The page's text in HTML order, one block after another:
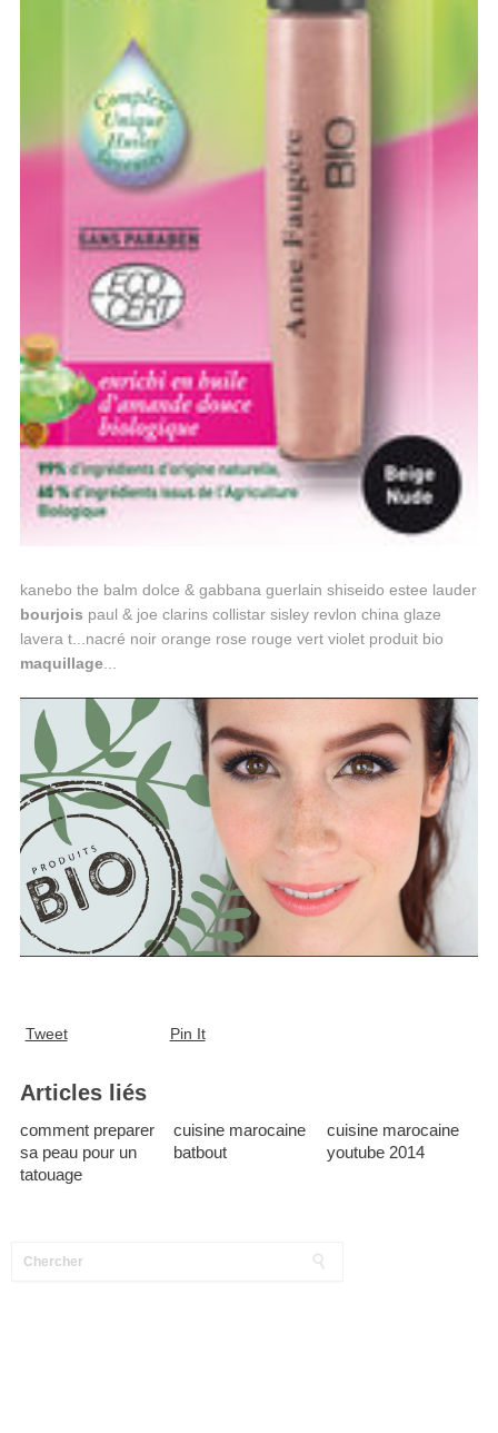
kanebo the balm dolce & gabbana guerlain shiseido estee lauder
bourjois paul & joe clarins collistar sisley revlon china glaze
lavera t...nacré noir orange rose rouge vert violet produit bio
maquillage...
Tweet Pin It
Articles liés
comment preparer
sa peau pour un
tatouage
cuisine marocaine
batbout
cuisine marocaine
youtube 2014